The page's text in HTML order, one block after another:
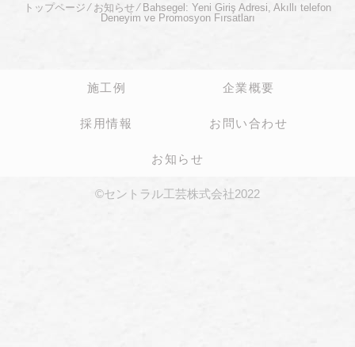
トップページ ⁄ お知らせ⁄ Bahsegel: Yeni Giriş Adresi, Akıllı telefon
Deneyim ve Promosyon Fırsatları
施工例 企業概要
採用情報 お問い合わせ
お知らせ
©セントラル工芸株式会社2022